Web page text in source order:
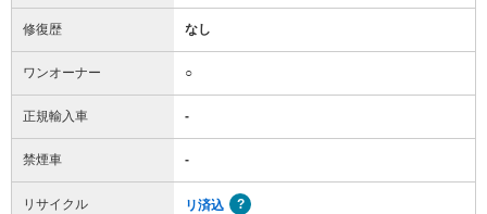
修復歴 なし
ワンオーナー ○
正規輸入車 -
禁煙車 -
リサイクル リ済込